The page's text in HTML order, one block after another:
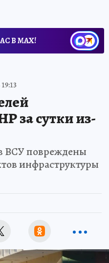
В МАХ!
за сутки из-
ВСУ повреждены
инфраструктуры